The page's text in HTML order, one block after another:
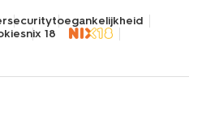
securitytoegankelijkheid
nix 18